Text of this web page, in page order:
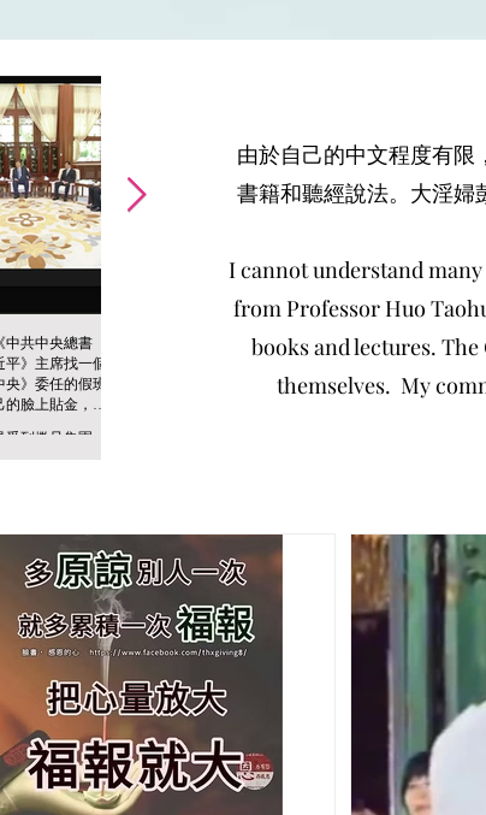
中共中央總書
》主席找一個
》委任的假班
臉上貼金，就
到撒旦集團領
中央》這個邪
教相信轉世，在
額爾德尼圓寂
世達賴喇嘛認定
瑪為轉世靈童，
政府承認。中國
十世班禪是死於
些人認定他是
毒害。 班禪喇嘛
：根敦確吉尼瑪
故事 首先，為什
十世班禪額爾德
才確定轉世靈童
賴喇嘛是撒旦畜
有許多現代人喜歡參加許多
好像我一樣沒有耐性, 覺得
很無聊! 那麼我們學佛是學
什麼？釋迦牟尼為什麼被尊
稱為《佛陀》？ 我先前的文
章說過釋迦牟尼稱之為佛陀,
並不是因為他在菩提樹下覺
醒的原因, 而是他花了49年
講經說法的無量功德。佛陀
是在菩提樹下打坐而得到覺
醒的。佛陀已經把他自己洞
察的一切理論, 講經說法49
年。世上亦有大量佛教經典,
無論是大乘或小乘, 佛教徒
那麼我們學佛是學什麼？釋
陀》？
的心是為了自己嗎？他本身
是個王子，他看見的疾病和
困苦應該影響不到他，因為
他的國王父親會提供給他最
舒適和優厚的生活。因此我
認為悉達多太子求道的心，
已經是希望拯救世人，絕非
為了個人考量。 他曾經修苦
行，最終認為苦行 根本解脫
的辦法 。後來 釋尊在菩提
樹下禪定，最終得到覺醒。
他悟道成佛之後，他就不斷
講經說法。 釋迦牟尼認為人
由於自己的中文程度有
書籍和聽經說法。大淫婦
I cannot understand
from Professor Huo
books and lectures.
themselves. My